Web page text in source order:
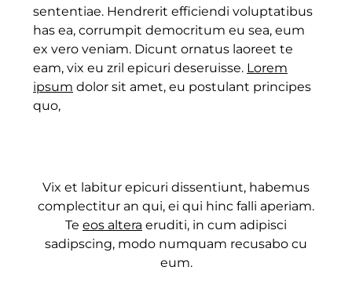
sententiae. Hendrerit efficiendi voluptatibus
has ea, corrumpit democritum eu sea, eum
ex vero veniam. Dicunt ornatus laoreet te
eam, vix eu zril epicuri deseruisse. Lorem
ipsum dolor sit amet, eu postulant principes
quo,
Vix et labitur epicuri dissentiunt, habemus
complectitur an qui, ei qui hinc falli aperiam.
Te eos altera eruditi, in cum adipisci
sadipscing, modo numquam recusabo cu
eum.